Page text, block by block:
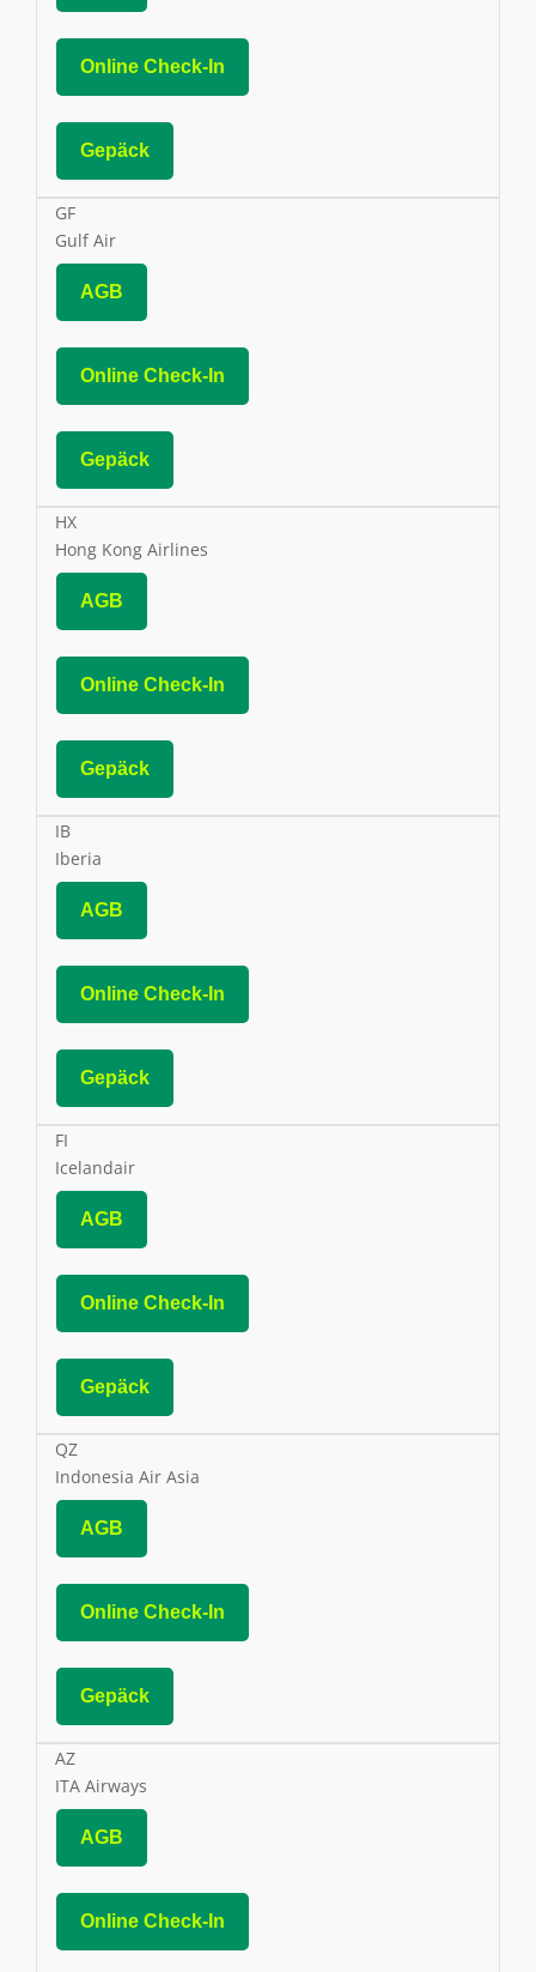
Online Check-In
Gepäck
GF
Gulf Air
AGB
Online Check-In
Gepäck
HX
Hong Kong Airlines
AGB
Online Check-In
Gepäck
IB
Iberia
AGB
Online Check-In
Gepäck
FI
Icelandair
AGB
Online Check-In
Gepäck
QZ
Indonesia Air Asia
AGB
Online Check-In
Gepäck
AZ
ITA Airways
AGB
Online Check-In